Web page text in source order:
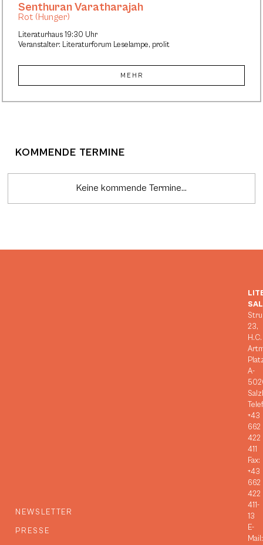
Literaturhaus 19:30 Uhr
Veranstalter: Literaturforum Leselampe, prolit
Senthuran Varatharajah
Rot (Hunger)
MEHR
KOMMENDE TERMINE
Keine kommende Termine...
NEWSLETTER
PRESSE
23,
H.C.
A-
+43
662
422
411
Fax:
+43
662
422
411-
13
E-
Mail: